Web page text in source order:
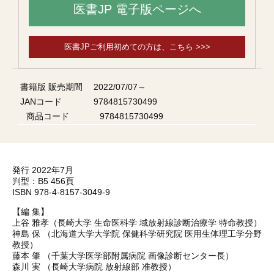
医書JP 電子版ページへ
医書JPご利用初めての方は、こちら >>>
書籍版 販売期間
2022/07/07～
JANコード
9784815730499
商品コード
9784815730499
発行 2022年7月
判型：B5 456頁
ISBN 978-4-8157-3049-9
【編 集】
上谷 雅孝（長崎大学 生命医科学 域放射線診断治療学 特命教授）
神島 保 （北海道大学大学院 保健科学研究院 医用生体理工学分野
教授）
藤本 肇 （千葉大学医学部附属病院 画像診断センター長）
森川 実 （長崎大学病院 放射線部 准教授）